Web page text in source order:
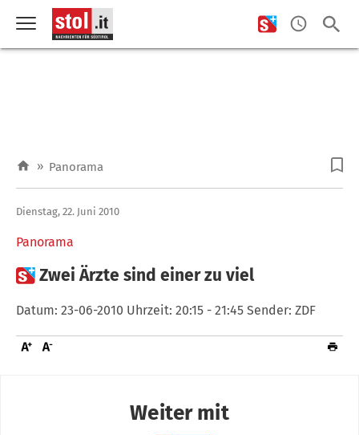
» Panorama
Panorama
Dienstag, 22. Juni 2010
Zwei Ärzte sind einer zu viel
Datum: 23-06-2010 Uhrzeit: 20:15 - 21:45 Sender: ZDF